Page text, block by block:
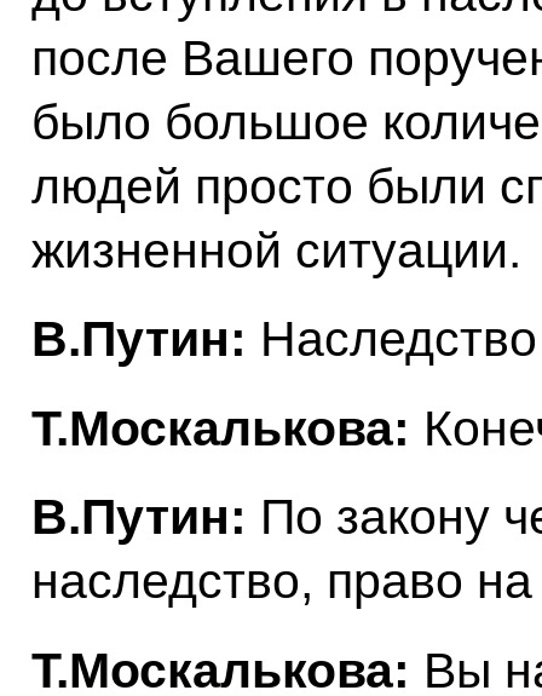
после Вашего
было большое
людей просто были
жизненной ситуации.
В.Путин:
Т.Москалькова:
В.Путин: По закону
наследство, право
Т.Москалькова: Вы